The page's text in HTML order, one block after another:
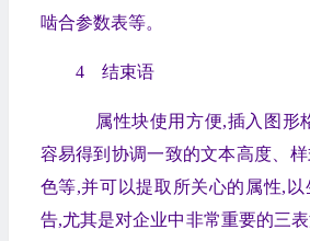
啮合参数表等。
4 结束语
属性块使用方便,插入图形
容易得到协调一致的文本高度、
色等,并可以提取所关心的属性,
告,尤其是对企业中非常重要的三